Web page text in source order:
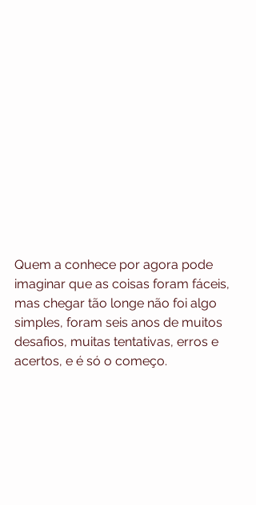
Quem a conhece por agora pode
imaginar que as coisas foram fáceis,
mas chegar tão longe não foi algo
simples, foram seis anos de muitos
desafios, muitas tentativas, erros e
acertos, e é só o começo.